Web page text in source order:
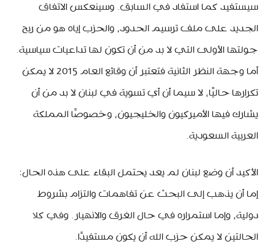
سيستفيد كما استفاد في السابق. وسينعكس الاتفاق
الجديد على ملف ترسيم الحدود، والحزب إياه هو من ربح
جولتها الأولى التي لا بد من أن تكون لها تداعيات سياسية.
أما وجهة النظر الثانية فتعتبر أن وقائع العام 2015 لا يمكن
تكرارها حاليًا، لا سيما أن أي تسوية في لبنان لا بد من أن
يشارك فيها الأميركيون والخليجيون، وخصوصًا المملكة
العربية السعودية.
الأكيد أن وضع لبنان لم يعد يحتمل البقاء على هذه الحال:
إما أن يذهب إلى البحث عن تفاهمات والتزام بشروط
دولية، وإما استمراره في حال الغرق والانهيار. وفي كلا
الحالتين لا يمكن حزب الله أن يكون مستفيدًا.